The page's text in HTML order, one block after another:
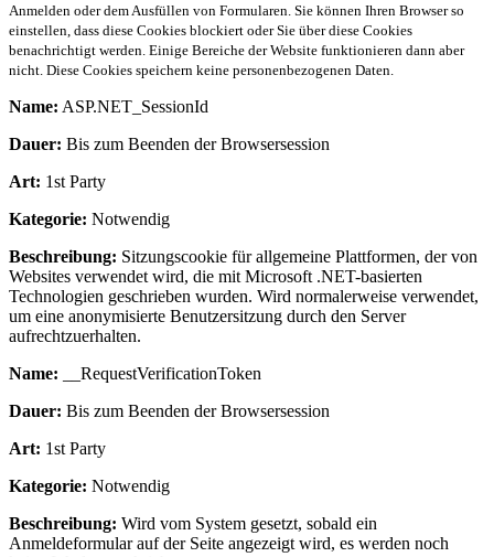
Anmelden oder dem Ausfüllen von Formularen. Sie können Ihren Browser so
einstellen, dass diese Cookies blockiert oder Sie über diese Cookies
benachrichtigt werden. Einige Bereiche der Website funktionieren dann aber
nicht. Diese Cookies speichern keine personenbezogenen Daten.
Name: ASP.NET_SessionId
Dauer: Bis zum Beenden der Browsersession
Art: 1st Party
Kategorie: Notwendig
Beschreibung: Sitzungscookie für allgemeine Plattformen, der von
Websites verwendet wird, die mit Microsoft .NET-basierten
Technologien geschrieben wurden. Wird normalerweise verwendet,
um eine anonymisierte Benutzersitzung durch den Server
aufrechtzuerhalten.
Name: __RequestVerificationToken
Dauer: Bis zum Beenden der Browsersession
Art: 1st Party
Kategorie: Notwendig
Beschreibung: Wird vom System gesetzt, sobald ein
Anmeldeformular auf der Seite angezeigt wird, es werden noch